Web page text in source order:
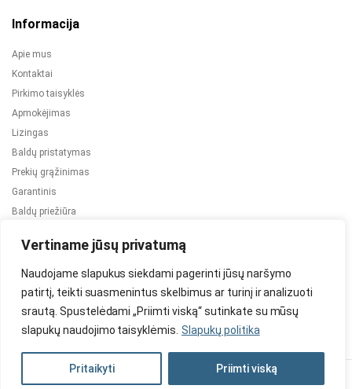
Vertiname jūsų privatumą
Naudojame slapukus siekdami pagerinti jūsų naršymo
patirtį, teikti suasmenintus skelbimus ar turinį ir analizuoti
srautą. Spustelėdami „Priimti viską“ sutinkate su mūsų
slapukų naudojimo taisyklėmis. Slapukų politika
Pritaikyti Priimti viską
Informacija
Apie mus
Kontaktai
Pirkimo taisyklės
Apmokėjimas
Lizingas
Baldų pristatymas
Prekių grąžinimas
Garantinis
Baldų priežiūra
2024 © Visos teisės saugomos. Be TauBaldai.lt sutikimo draudžiama
Asmens duomenų tvarkymas Privatumo politika